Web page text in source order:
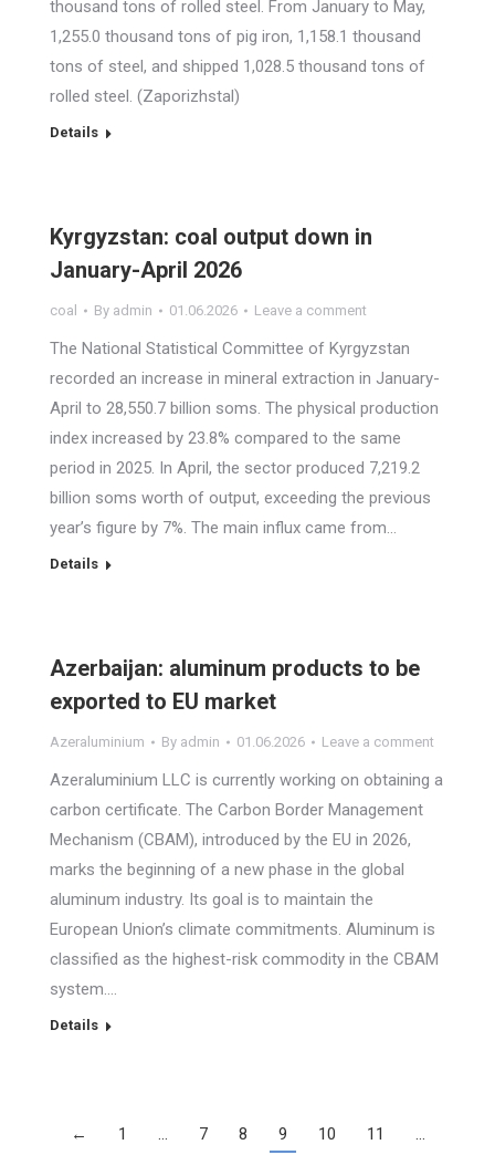
thousand tons of rolled steel. From January to May,
1,255.0 thousand tons of pig iron, 1,158.1 thousand
tons of steel, and shipped 1,028.5 thousand tons of
rolled steel. (Zaporizhstal)
Details
Kyrgyzstan: coal output down in
January-April 2026
coal By admin 01.06.2026 Leave a comment
The National Statistical Committee of Kyrgyzstan
recorded an increase in mineral extraction in January-
April to 28,550.7 billion soms. The physical production
index increased by 23.8% compared to the same
period in 2025. In April, the sector produced 7,219.2
billion soms worth of output, exceeding the previous
year’s figure by 7%. The main influx came from…
Details
Azerbaijan: aluminum products to be
exported to EU market
Azeraluminium By admin 01.06.2026 Leave a comment
Azeraluminium LLC is currently working on obtaining a
carbon certificate. The Carbon Border Management
Mechanism (CBAM), introduced by the EU in 2026,
marks the beginning of a new phase in the global
aluminum industry. Its goal is to maintain the
European Union’s climate commitments. Aluminum is
classified as the highest-risk commodity in the CBAM
system.…
Details
← 1 … 7 8 9 10 11
…